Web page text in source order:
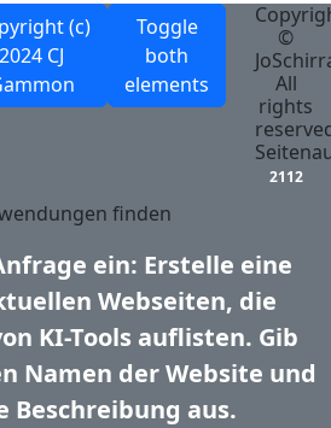
(c)
2024 CJ
Toggle
both
elements
©
All
rights
2112
finden
ein: Erstelle eine
Webseiten, die
KI-Tools auflisten. Gib
Namen der Website und
Beschreibung aus.